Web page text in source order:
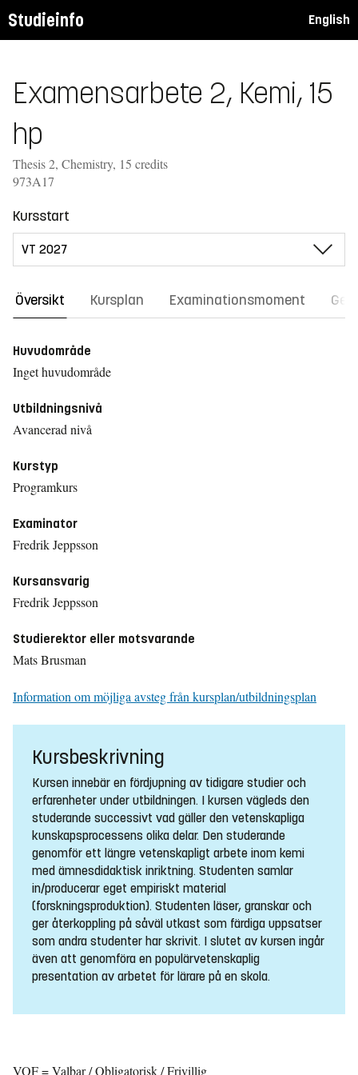
Studieinfo English
Examensarbete 2, Kemi, 15
hp
Thesis 2, Chemistry, 15 credits
973A17
Kursstart
Översikt Kursplan Examinationsmoment
Huvudområde
Inget huvudområde
Utbildningsnivå
Avancerad nivå
Kurstyp
Programkurs
Examinator
Fredrik Jeppsson
Kursansvarig
Fredrik Jeppsson
Studierektor eller motsvarande
Mats Brusman
Information om möjliga avsteg från kursplan/utbildningsplan
Kursbeskrivning
Kursen innebär en fördjupning av tidigare studier och
erfarenheter under utbildningen. I kursen vägleds den
studerande successivt vad gäller den vetenskapliga
kunskapsprocessens olika delar. Den studerande
genomför ett längre vetenskapligt arbete inom kemi
med ämnesdidaktisk inriktning. Studenten samlar
in/producerar eget empiriskt material
(forskningsproduktion). Studenten läser, granskar och
ger återkoppling på såväl utkast som färdiga uppsatser
som andra studenter har skrivit. I slutet av kursen ingår
även att genomföra en populärvetenskaplig
presentation av arbetet för lärare på en skola.
VOF = Valbar / Obligatorisk / Frivillig